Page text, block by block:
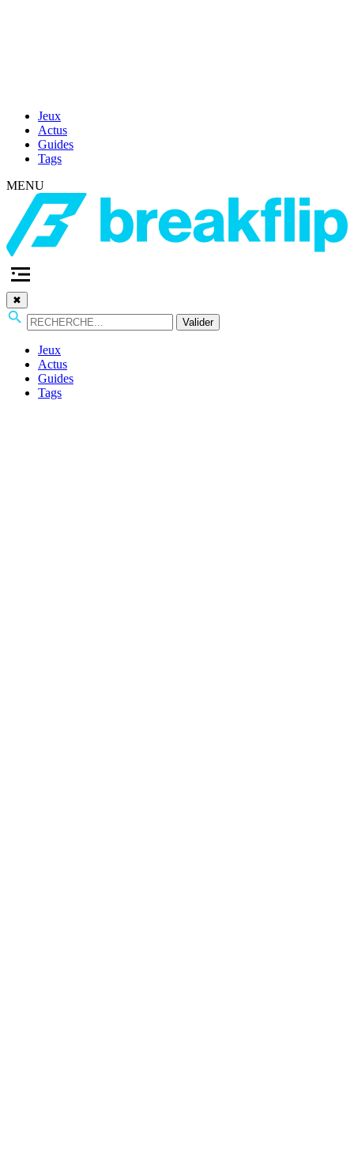
Jeux
Actus
Guides
Tags
MENU
✖
Valider
Jeux
Actus
Guides
Tags